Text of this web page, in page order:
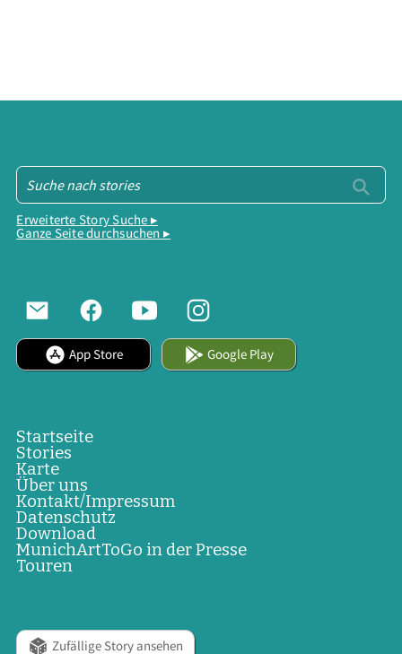
Erweiterte Story Suche ▸
Ganze Seite durchsuchen ▸
App Store Google Play
Startseite
Stories
Karte
Über uns
Kontakt/Impressum
Datenschutz
Download
MunichArtToGo in der Presse
Touren
Zufällige Story ansehen